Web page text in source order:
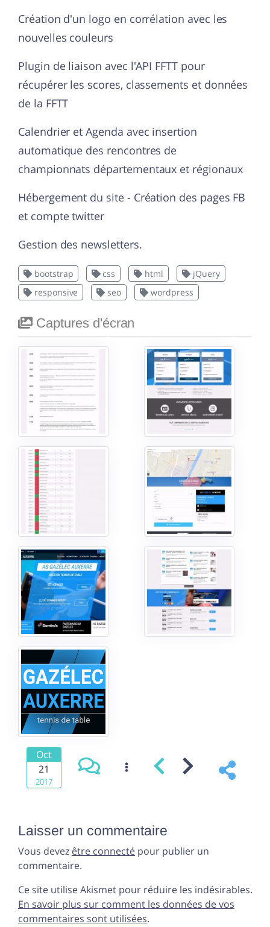
Création d'un logo en corrélation avec les
nouvelles couleurs
Plugin de liaison avec l'API FFTT pour
récupérer les scores, classements et données
de la FFTT
Calendrier et Agenda avec insertion
automatique des rencontres de
championnats départementaux et régionaux
Hébergement du site - Création des pages FB
et compte twitter
Gestion des newsletters.
bootstrap css html
jQuery
responsive
seo wordpress
Captures d'écran
Oct
21
2017
Laisser un commentaire
Vous devez être connecté pour publier un
commentaire.
Ce site utilise Akismet pour réduire les indésirables.
En savoir plus sur comment les données de vos
commentaires sont utilisées.